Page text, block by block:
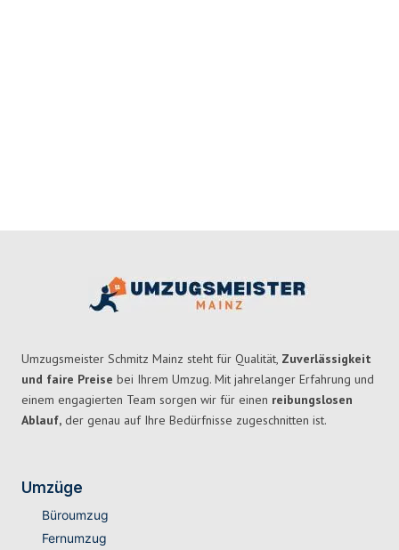
Umzugsmeister Schmitz Mainz steht für Qualität, Zuverlässigkeit
und faire Preise bei Ihrem Umzug. Mit jahrelanger Erfahrung und
einem engagierten Team sorgen wir für einen reibungslosen
Ablauf, der genau auf Ihre Bedürfnisse zugeschnitten ist.
Umzüge
Büroumzug
Fernumzug